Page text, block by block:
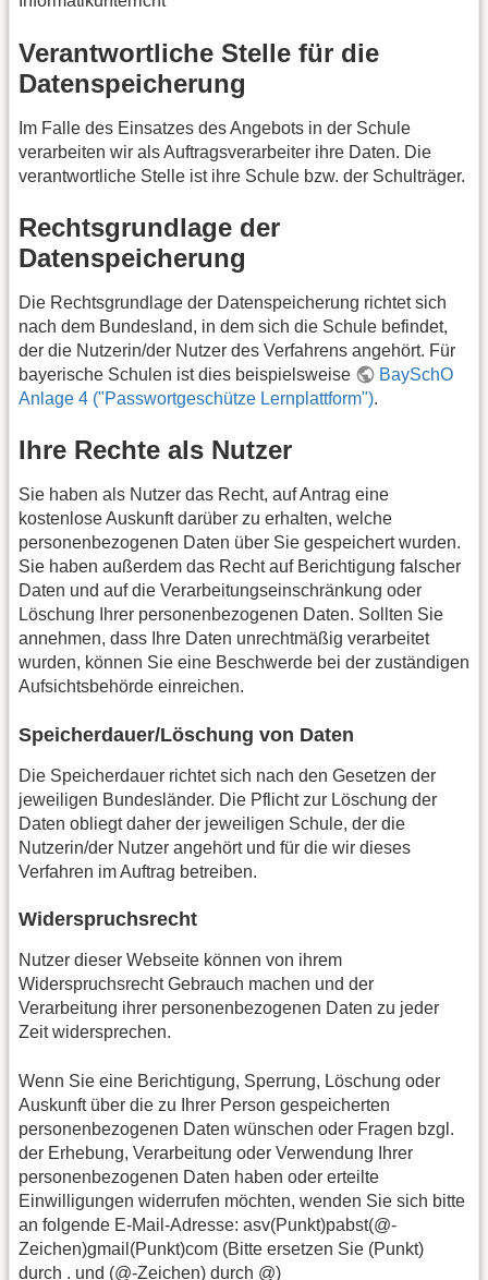
Verantwortliche Stelle für die
Datenspeicherung
Im Falle des Einsatzes des Angebots in der Schule
verarbeiten wir als Auftragsverarbeiter ihre Daten. Die
verantwortliche Stelle ist ihre Schule bzw. der Schulträger.
Rechtsgrundlage der
Datenspeicherung
Die Rechtsgrundlage der Datenspeicherung richtet sich
nach dem Bundesland, in dem sich die Schule befindet,
der die Nutzerin/der Nutzer des Verfahrens angehört. Für
bayerische Schulen ist dies beispielsweise
BaySchO
Anlage 4 ("Passwortgeschütze Lernplattform").
Ihre Rechte als Nutzer
Sie haben als Nutzer das Recht, auf Antrag eine
kostenlose Auskunft darüber zu erhalten, welche
personenbezogenen Daten über Sie gespeichert wurden.
Sie haben außerdem das Recht auf Berichtigung falscher
Daten und auf die Verarbeitungseinschränkung oder
Löschung Ihrer personenbezogenen Daten. Sollten Sie
annehmen, dass Ihre Daten unrechtmäßig verarbeitet
wurden, können Sie eine Beschwerde bei der zuständigen
Aufsichtsbehörde einreichen.
Speicherdauer/Löschung von Daten
Die Speicherdauer richtet sich nach den Gesetzen der
jeweiligen Bundesländer. Die Pflicht zur Löschung der
Daten obliegt daher der jeweiligen Schule, der die
Nutzerin/der Nutzer angehört und für die wir dieses
Verfahren im Auftrag betreiben.
Widerspruchsrecht
Nutzer dieser Webseite können von ihrem
Widerspruchsrecht Gebrauch machen und der
Verarbeitung ihrer personenbezogenen Daten zu jeder
Zeit widersprechen.
Wenn Sie eine Berichtigung, Sperrung, Löschung oder
Auskunft über die zu Ihrer Person gespeicherten
personenbezogenen Daten wünschen oder Fragen bzgl.
der Erhebung, Verarbeitung oder Verwendung Ihrer
personenbezogenen Daten haben oder erteilte
Einwilligungen widerrufen möchten, wenden Sie sich bitte
an folgende E-Mail-Adresse: asv(Punkt)pabst(@-
Zeichen)gmail(Punkt)com (Bitte ersetzen Sie (Punkt)
durch . und (@-Zeichen) durch @)